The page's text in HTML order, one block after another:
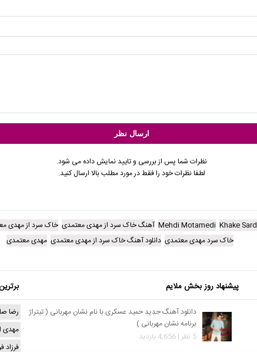
نظرات شما پس از بررسی و تایید نمایش داده می شود.
لطفا نظرات خود را فقط در مورد مطلب بالا ارسال کنید.
Khake Sard
Mehdi Motamedi آهنگ خاک سرد از مهدی معتمدی خاک سرد از مهدی
خاک سرد مهدی معتمدی دانلود آهنگ خاک سرد از مهدی معتمدی مهدی معتمدی
پیشنهاد روز بخش ملایم
دانلود آهنگ جدید حمید عسکری با نام نشان مهربانی ( تیتراژ
برنامه نشان مهربانی )
5 نظر | 4,656 بازدید
رضا
مهدی
فرزاد